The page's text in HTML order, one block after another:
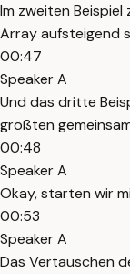
Im zweiten
Array aufsteigend
00:47
Speaker A
Und das dritte
größten
00:48
Speaker A
Okay, starten wir
00:53
Speaker A
Das Vertauschen